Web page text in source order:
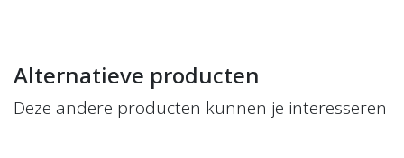
Alternatieve producten
Deze andere producten kunnen je interesseren